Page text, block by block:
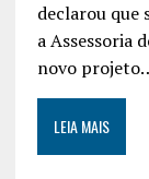
declarou que
a Assessoria
novo
LEIA MAIS